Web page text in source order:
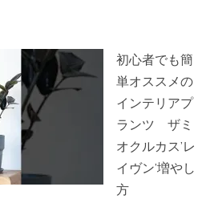
初心者でも簡
単オススメの
インテリアプ
ランツ ザミ
オクルカス’レ
イヴン’増やし
方